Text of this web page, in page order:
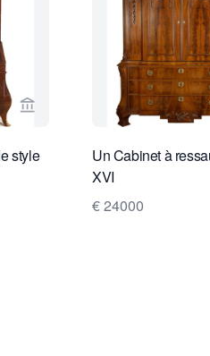
Voir la page vendeur de Van
style
Un Cabinet à
XVI
€ 24000